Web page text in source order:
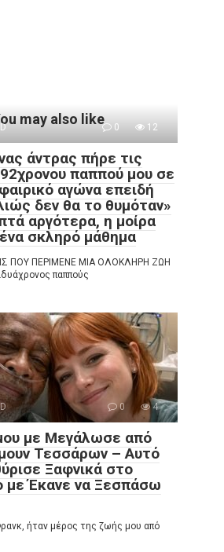
may also like 0 12
άντρας πήρε τις
παππού μου σε
αγώνα επειδή
δεν θα το θυμόταν»
αργότερα, η μοίρα
σκληρό μάθημα
ΠΟΥ ΠΕΡΙΜΕΝΕ ΜΙΑ ΟΛΟΚΛΗΡΗ ΖΩΗ
παππούς
0 4
με Μεγάλωσε από
Τεσσάρων – Αυτό
Ξαφνικά στο
με Έκανε να Ξεσπάσω
ήταν μέρος της ζωής μου από